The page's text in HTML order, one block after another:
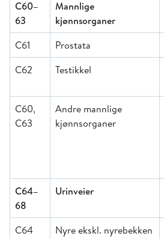
C60–
63
Mannlige
kjønnsorganer
C61
Prostata
C62
Testikkel
C60,
C63
Andre mannlige
kjønnsorganer
C64–
68
Urinveier
C64
Nyre ekskl. nyrebekken